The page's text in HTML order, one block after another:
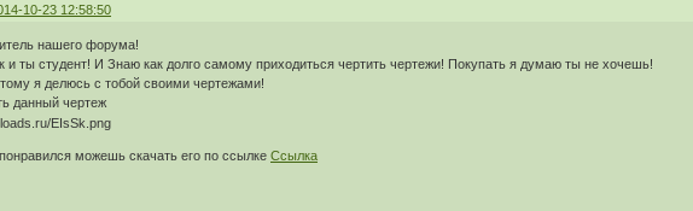
10-23 12:58:50
нашего форума!
и ты студент! И Знаю как долго самому приходиться чертить чертежи! Покупать я думаю ты не хочешь!
я делюсь с тобой своими чертежами!
данный чертеж
можешь скачать его по ссылкеСсылка